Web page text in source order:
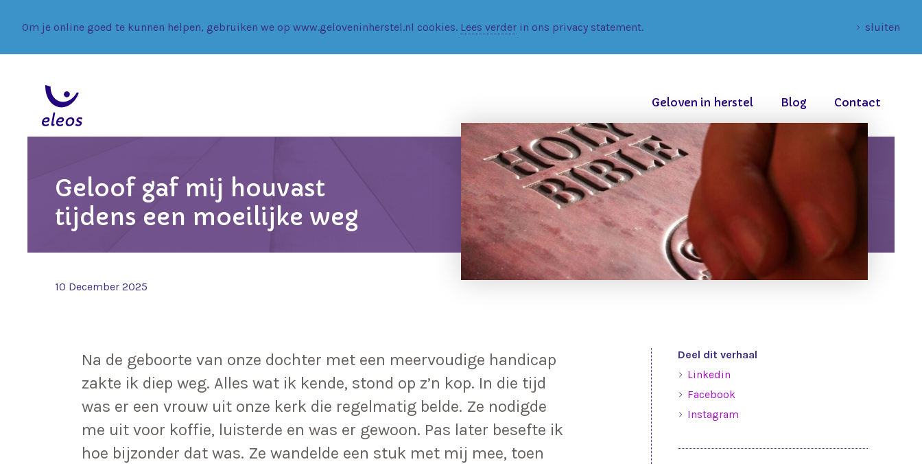
Om je online goed te kunnen helpen, gebruiken we op www.geloveninherstel.nl cookies. Lees verder in ons privacy statement. sluiten
Geloven in herstel Blog Contact
Geloof gaf mij houvast
tijdens een moeilijke weg
10 December 2025
Na de geboorte van onze dochter met een meervoudige handicap
zakte ik diep weg. Alles wat ik kende, stond op z’n kop. In die tijd
was er een vrouw uit onze kerk die regelmatig belde. Ze nodigde
me uit voor koffie, luisterde en was er gewoon. Pas later besefte ik
hoe bijzonder dat was. Ze wandelde een stuk met mij mee, toen
Deel dit verhaal
Linkedin
Facebook
Instagram